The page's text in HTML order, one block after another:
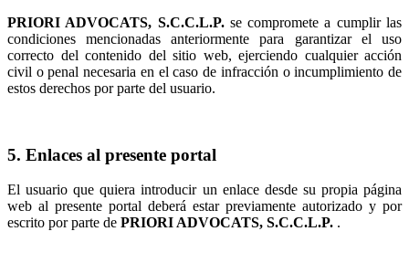
se compromete a cumplir las
condiciones mencionadas anteriormente para garantizar el uso
correcto del contenido del sitio web, ejerciendo cualquier acción
civil o penal necesaria en el caso de infracción o incumplimiento de
estos derechos por parte del usuario.
5. Enlaces al presente portal
El usuario que quiera introducir un enlace desde su propia página
web al presente portal deberá estar previamente autorizado y por
escrito por parte de
.